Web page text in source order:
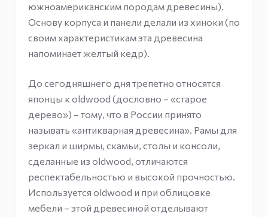
южноамериканским породам древесины).
Основу корпуса и панели делали из хиноки (по
своим характеристикам эта древесина
напоминает желтый кедр).
До сегодняшнего дня трепетно относятся
японцы к oldwood (дословно – «старое
дерево») – тому, что в России принято
называть «антикварная древесина». Рамы для
зеркал и ширмы, скамьи, столы и консоли,
сделанные из oldwood, отличаются
респектабельностью и высокой прочностью.
Используется oldwood и при облицовке
мебели – этой древесиной отделывают